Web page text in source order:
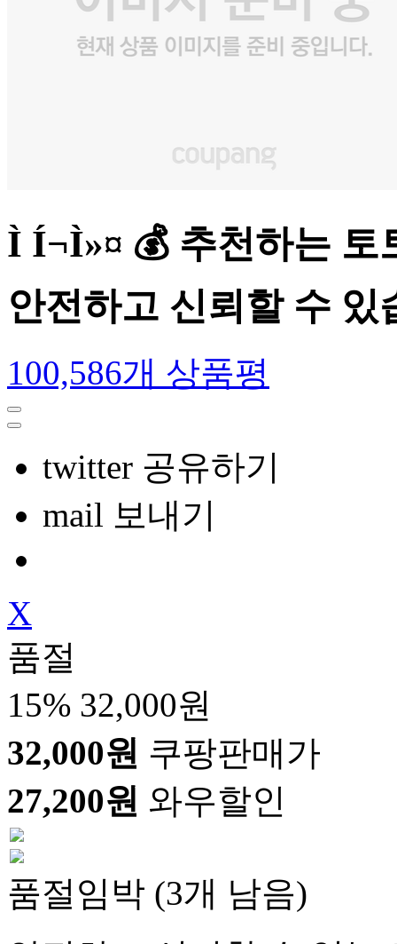
Ì­ Í¬Ì»¤ 💰 추천하는
안전하고 신뢰할 수 있
100,586개 상품평
twitter 공유하기
mail 보내기
X
품절
15% 32,000원
32,000원 쿠팡판매가
27,200원 와우할인
품절임박 (3개 남음)